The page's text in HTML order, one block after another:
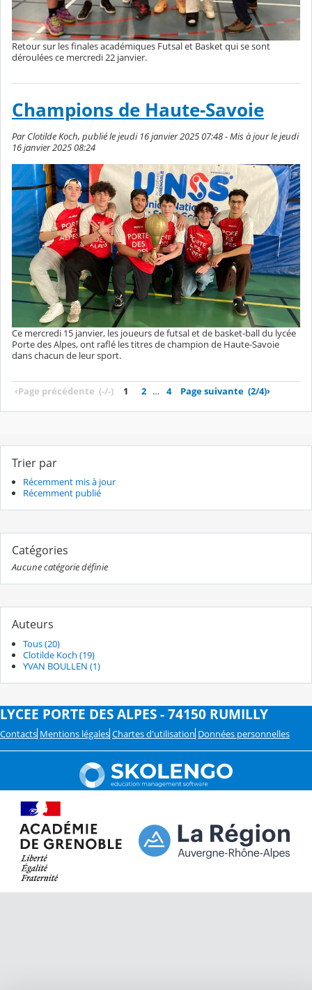
Retour sur les finales académiques Futsal et Basket qui se sont
déroulées ce mercredi 22 janvier.
Champions de Haute-Savoie
Par Clotilde Koch, publié le jeudi 16 janvier 2025 07:48 - Mis à jour le jeudi
16 janvier 2025 08:24
Ce mercredi 15 janvier, les joueurs de futsal et de basket-ball du lycée
Porte des Alpes, ont raflé les titres de champion de Haute-Savoie
dans chacun de leur sport.
‹Page précédente (-/-) 1 2 … 4 Page suivante (2/4)›
Trier par
Récemment mis à jour
Récemment publié
Catégories
Aucune catégorie définie
Auteurs
Tous (20)
Clotilde Koch (19)
YVAN BOULLEN (1)
LYCEE PORTE DES ALPES - 74150 RUMILLY
Contacts Mentions légales Chartes d'utilisation Données personnelles